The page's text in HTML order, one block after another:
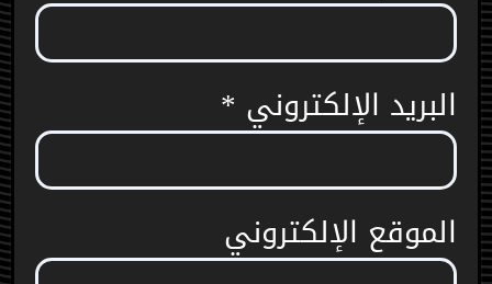
البريد الإلكتروني *
الموقع الإلكتروني